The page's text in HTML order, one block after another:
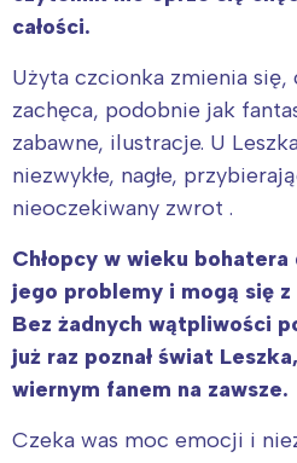
całości.
Użyta czcionka zmienia
zachęca, podobnie jak
zabawne, ilustracje. U
niezwykłe, nagłe,
nieoczekiwany zwrot .
Chłopcy w wieku
jego problemy i mogą się
Bez żadnych wątpliwości
już raz poznał świat
wiernym fanem na zawsze.
Czeka was moc emocji i